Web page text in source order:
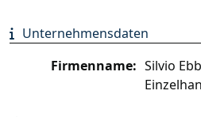
Unternehmensdaten
Firmenname: Silvio